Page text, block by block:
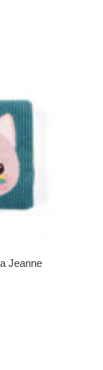
Jeanne